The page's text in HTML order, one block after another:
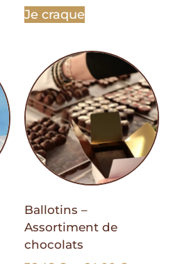
Je craque
Ballotins –
Assortiment de
chocolats